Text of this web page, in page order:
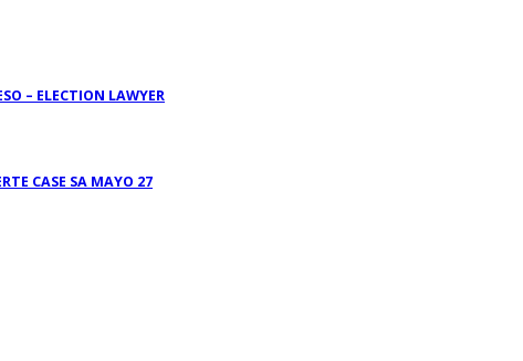
– ELECTION LAWYER
CASE SA MAYO 27